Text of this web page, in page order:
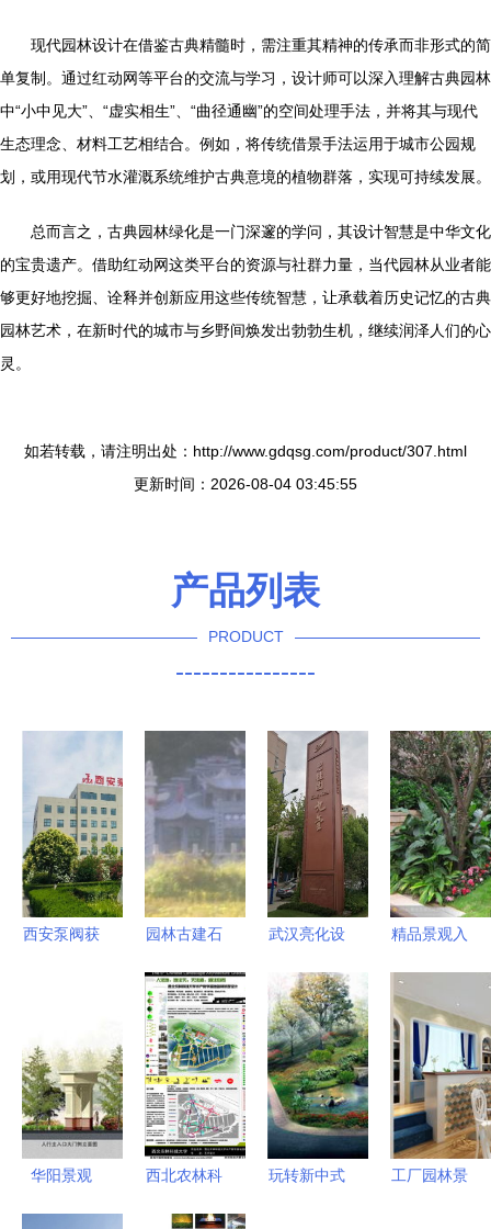
现代园林设计在借鉴古典精髓时，需注重其精神的传承而非形式的简
单复制。通过红动网等平台的交流与学习，设计师可以深入理解古典园林
中“小中见大”、“虚实相生”、“曲径通幽”的空间处理手法，并将其与现代
生态理念、材料工艺相结合。例如，将传统借景手法运用于城市公园规
划，或用现代节水灌溉系统维护古典意境的植物群落，实现可持续发展。
总而言之，古典园林绿化是一门深邃的学问，其设计智慧是中华文化
的宝贵遗产。借助红动网这类平台的资源与社群力量，当代园林从业者能
够更好地挖掘、诠释并创新应用这些传统智慧，让承载着历史记忆的古典
园林艺术，在新时代的城市与乡野间焕发出勃勃生机，继续润泽人们的心
灵。
如若转载，请注明出处：http://www.gdqsg.com/product/307.html
更新时间：2026-08-04 03:45:55
产品列表
PRODUCT
----------------
西安泵阀获
园林古建石
计工程石材
_礼品、工
艺品、饰品
_世界工厂
网中国产品
信息库
武汉亮化设
体与园林的
夜光之美
精品景观入
清实景与施
工图纸的实
用指南
华阳景观
西北农林科
玩转新中式
工厂园林景